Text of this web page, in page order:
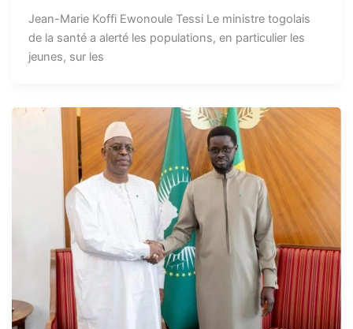
Jean-Marie Koffi Ewonoule Tessi Le ministre togolais
de la santé a alerté les populations, en particulier les
jeunes, sur les